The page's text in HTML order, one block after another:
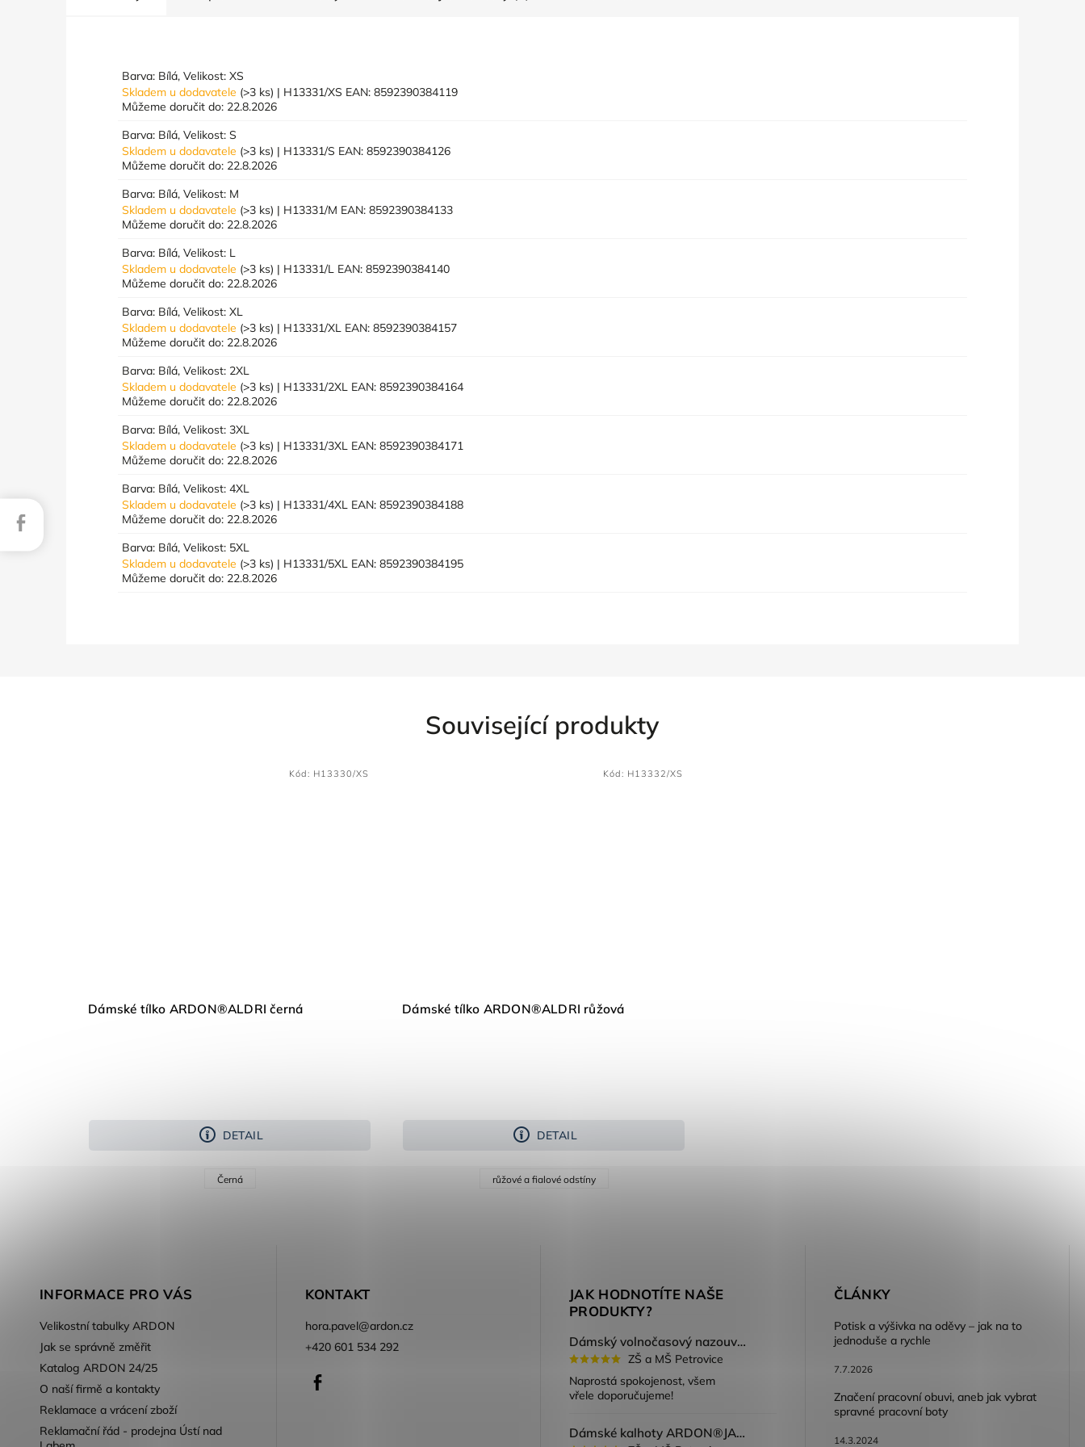
Barva: Bílá, Velikost: XS
Skladem u dodavatele (>3 ks) | H13331/XS EAN: 8592390384119
Můžeme doručit do: 22.8.2026
Barva: Bílá, Velikost: S
Skladem u dodavatele (>3 ks) | H13331/S EAN: 8592390384126
Můžeme doručit do: 22.8.2026
Barva: Bílá, Velikost: M
Skladem u dodavatele (>3 ks) | H13331/M EAN: 8592390384133
Můžeme doručit do: 22.8.2026
Barva: Bílá, Velikost: L
Skladem u dodavatele (>3 ks) | H13331/L EAN: 8592390384140
Můžeme doručit do: 22.8.2026
Barva: Bílá, Velikost: XL
Skladem u dodavatele (>3 ks) | H13331/XL EAN: 8592390384157
Můžeme doručit do: 22.8.2026
Barva: Bílá, Velikost: 2XL
Skladem u dodavatele (>3 ks) | H13331/2XL EAN: 8592390384164
Můžeme doručit do: 22.8.2026
Barva: Bílá, Velikost: 3XL
Skladem u dodavatele (>3 ks) | H13331/3XL EAN: 8592390384171
Můžeme doručit do: 22.8.2026
Barva: Bílá, Velikost: 4XL
Skladem u dodavatele (>3 ks) | H13331/4XL EAN: 8592390384188
Můžeme doručit do: 22.8.2026
Barva: Bílá, Velikost: 5XL
Skladem u dodavatele (>3 ks) | H13331/5XL EAN: 8592390384195
Můžeme doručit do: 22.8.2026
Související produkty
Dámské tílko ARDON®ALDRI černá
DETAIL
Černá
Kód: H13330/XS
Dámské tílko ARDON®ALDRI růžová
DETAIL
růžové a fialové odstíny
Kód: H13332/XS
INFORMACE PRO VÁS
Velikostní tabulky ARDON
Jak se správně změřit
Katalog ARDON 24/25
O naší firmě a kontakty
Reklamace a vrácení zboží
Reklamační řád - prodejna Ústí nad
KONTAKT
hora.pavel@ardon.cz
+420 601 534 292
JAK HODNOTÍTE NAŠE
PRODUKTY?
Dámský volnočasový nazouvák ARDON®JUNO - růžová
ZŠ a MŠ Petrovice
Naprostá spokojenost, všem
vřele doporučujeme!
Dámské kalhoty ARDON®JASVENA šedá
ČLÁNKY
Potisk a výšivka na oděvy – jak na to
jednoduše a rychle
7.7.2026
Značení pracovní obuvi, aneb jak vybrat
spravné pracovní boty
14.3.2024